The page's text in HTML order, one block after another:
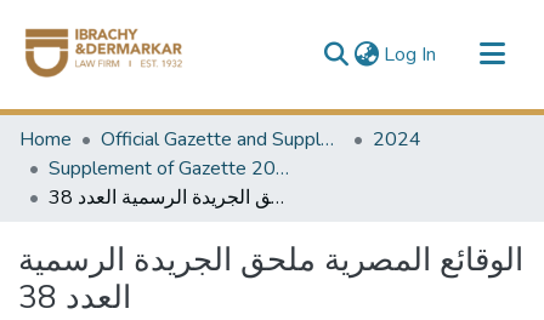
Log In (current)
Communities & Collections
All of DSpace
Home Official Gazette and Supplement
2024
Supplement of Gazette 2024
الوقائع المصرية ملحق الجريدة الرسمية العدد 38
الوقائع المصرية ملحق الجريدة الرسمية
العدد 38